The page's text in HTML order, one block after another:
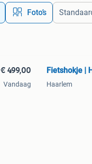
Foto’s
€ 499,00
Vandaag
Fietshokje |
Haarlem